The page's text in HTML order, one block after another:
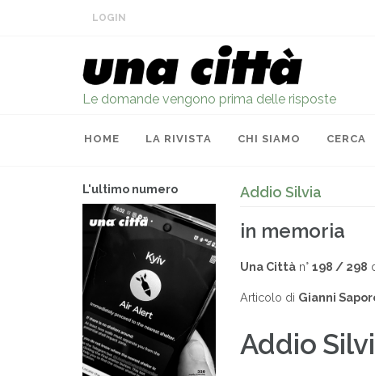
LOGIN
Le domande vengono prima delle risposte
HOME LA RIVISTA CHI SIAMO CERCA
L'ultimo numero Addio Silvia
in memoria
Una Città n° 198 / 298
Articolo di Gianni
Addio